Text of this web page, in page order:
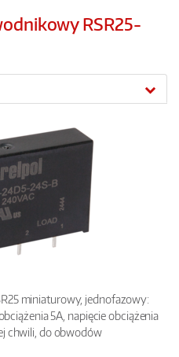
RSR25-
miniaturowy, jednofazowy:
5A, napięcie obciążenia
chwili, do obwodów